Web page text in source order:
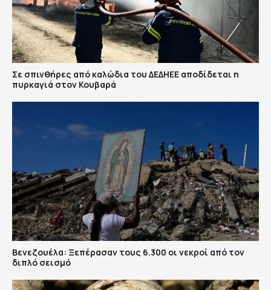
Σε σπινθήρες από καλώδια του ΔΕΔΗΕΕ αποδίδεται η
πυρκαγιά στον Κουβαρά
Βενεζουέλα: Ξεπέρασαν τους 6.300 οι νεκροί από τον
διπλό σεισμό